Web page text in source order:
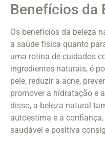
Benefícios da
Os benefícios da beleza
a saúde física quanto
uma rotina de cuidados
ingredientes naturais, é
pele, reduzir a acne,
promover a hidratação e
disso, a beleza natural
autoestima e a
saudável e positiva